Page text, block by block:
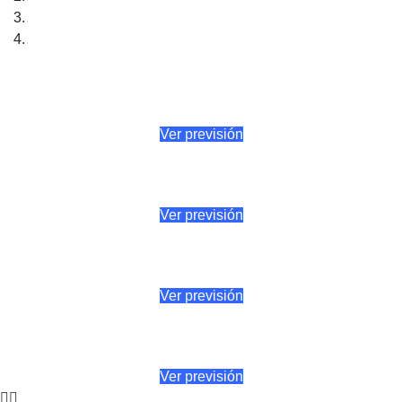
Ver previsión
Ver previsión
Ver previsión
Ver previsión